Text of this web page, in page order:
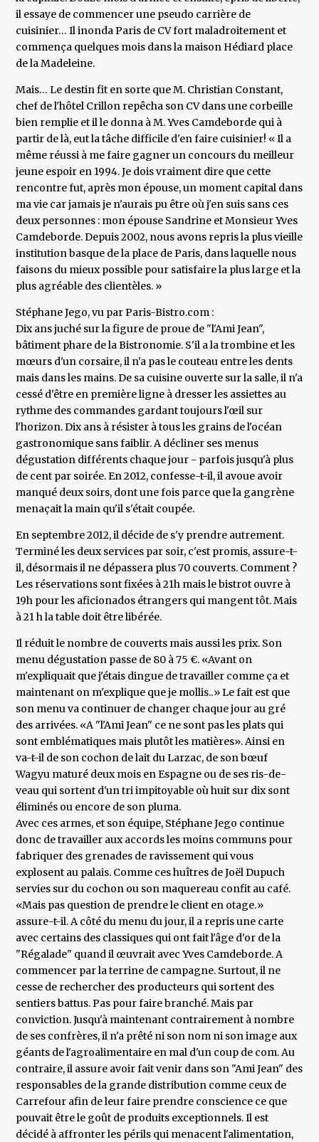
il essaye de commencer une pseudo carrière de
cuisinier… Il inonda Paris de CV fort maladroitement et
commença quelques mois dans la maison Hédiard place
de la Madeleine.
Mais… Le destin fit en sorte que M. Christian Constant,
chef de l'hôtel Crillon repêcha son CV dans une corbeille
bien remplie et il le donna à M. Yves Camdeborde qui à
partir de là, eut la tâche difficile d'en faire cuisinier! « Il a
même réussi à me faire gagner un concours du meilleur
jeune espoir en 1994. Je dois vraiment dire que cette
rencontre fut, après mon épouse, un moment capital dans
ma vie car jamais je n'aurais pu être où j'en suis sans ces
deux personnes : mon épouse Sandrine et Monsieur Yves
Camdeborde. Depuis 2002, nous avons repris la plus vieille
institution basque de la place de Paris, dans laquelle nous
faisons du mieux possible pour satisfaire la plus large et la
plus agréable des clientèles. »
Stéphane Jego, vu par Paris-Bistro.com :
Dix ans juché sur la figure de proue de "l'Ami Jean",
bâtiment phare de la Bistronomie. S'il a la trombine et les
mœurs d'un corsaire, il n'a pas le couteau entre les dents
mais dans les mains. De sa cuisine ouverte sur la salle, il n'a
cessé d'être en première ligne à dresser les assiettes au
rythme des commandes gardant toujours l'œil sur
l'horizon. Dix ans à résister à tous les grains de l'océan
gastronomique sans faiblir. A décliner ses menus
dégustation différents chaque jour - parfois jusqu'à plus
de cent par soirée. En 2012, confesse-t-il, il avoue avoir
manqué deux soirs, dont une fois parce que la gangrène
menaçait la main qu'il s'était coupée.
En septembre 2012, il décide de s'y prendre autrement.
Terminé les deux services par soir, c'est promis, assure-t-
il, désormais il ne dépassera plus 70 couverts. Comment ?
Les réservations sont fixées à 21h mais le bistrot ouvre à
19h pour les aficionados étrangers qui mangent tôt. Mais
à 21 h la table doit être libérée.
Il réduit le nombre de couverts mais aussi les prix. Son
menu dégustation passe de 80 à 75 €. «Avant on
m'expliquait que j'étais dingue de travailler comme ça et
maintenant on m'explique que je mollis..» Le fait est que
son menu va continuer de changer chaque jour au gré
des arrivées. «A "l'Ami Jean" ce ne sont pas les plats qui
sont emblématiques mais plutôt les matières». Ainsi en
va-t-il de son cochon de lait du Larzac, de son bœuf
Wagyu maturé deux mois en Espagne ou de ses ris-de-
veau qui sortent d'un tri impitoyable où huit sur dix sont
éliminés ou encore de son pluma.
Avec ces armes, et son équipe, Stéphane Jego continue
donc de travailler aux accords les moins communs pour
fabriquer des grenades de ravissement qui vous
explosent au palais. Comme ces huîtres de Joël Dupuch
servies sur du cochon ou son maquereau confit au café.
«Mais pas question de prendre le client en otage.»
assure-t-il. A côté du menu du jour, il a repris une carte
avec certains des classiques qui ont fait l'âge d'or de la
"Régalade" quand il œuvrait avec Yves Camdeborde. A
commencer par la terrine de campagne. Surtout, il ne
cesse de rechercher des producteurs qui sortent des
sentiers battus. Pas pour faire branché. Mais par
conviction. Jusqu'à maintenant contrairement à nombre
de ses confrères, il n'a prêté ni son nom ni son image aux
géants de l'agroalimentaire en mal d'un coup de com. Au
contraire, il assure avoir fait venir dans son "Ami Jean" des
responsables de la grande distribution comme ceux de
Carrefour afin de leur faire prendre conscience ce que
pouvait être le goût de produits exceptionnels. Il est
décidé à affronter les périls qui menacent l'alimentation,